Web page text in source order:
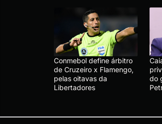
Conmebol define árbitro
de Cruzeiro x Flamengo,
pelas oitavas da
Libertadores
do